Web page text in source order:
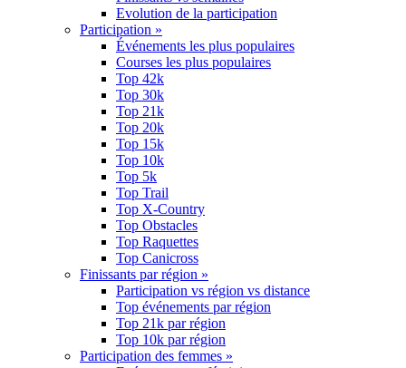
Evolution de la participation
Participation »
Événements les plus populaires
Courses les plus populaires
Top 42k
Top 30k
Top 21k
Top 20k
Top 15k
Top 10k
Top 5k
Top Trail
Top X-Country
Top Obstacles
Top Raquettes
Top Canicross
Finissants par région »
Participation vs région vs distance
Top événements par région
Top 21k par région
Top 10k par région
Participation des femmes »